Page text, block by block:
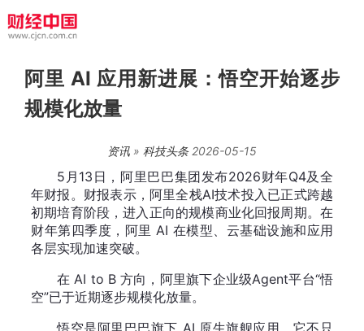
阿里 AI 应用新进展：悟空开始逐步
规模化放量
资讯 » 科技头条2026-05-15
5月13日，阿里巴巴集团发布2026财年Q4及全
年财报。财报表示，阿里全栈AI技术投入已正式跨越
初期培育阶段，进入正向的规模商业化回报周期。在
财年第四季度，阿里 AI 在模型、云基础设施和应用
各层实现加速突破。
在 AI to B 方向，阿里旗下企业级Agent平台“悟
空”已于近期逐步规模化放量。
悟空是阿里巴巴旗下 AI 原生旗舰应用。它不只